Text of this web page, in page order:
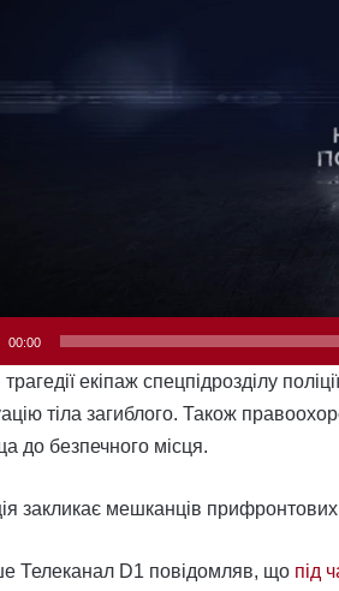
00:00
трагедії екіпаж спецпідрозділу
тіла загиблого. Також
до безпечного місця.
закликає мешканців
Телеканал D1 повідомляв, що під